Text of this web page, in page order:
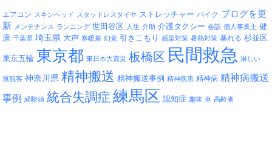
エアコン スキンヘッド スタッドレスタイヤ ストレッチャー バイク ブログを更
新 メンテナンス ランニング 世田谷区 人生 介助 介護タクシー 会話 個人事業主 健
康 千葉県 埼玉県 大声 寒暖差 幻覚 引きこもり 感染対策 暑熱対策 暴れる 杉並区
東京五輪 東京都 東日本大震災 板橋区 民間救急 淋しい
無観客 神奈川県 精神搬送 精神搬送事例 精神疾患 精神病 精神病搬送
事例
経験値 統合失調症 練馬区 認知症 趣味 車 高齢者